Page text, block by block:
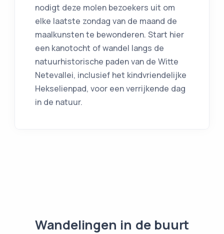
nodigt deze molen bezoekers uit om
elke laatste zondag van de maand de
maalkunsten te bewonderen. Start hier
een kanotocht of wandel langs de
natuurhistorische paden van de Witte
Netevallei, inclusief het kindvriendelijke
Hekselienpad, voor een verrijkende dag
in de natuur.
Wandelingen in de buurt